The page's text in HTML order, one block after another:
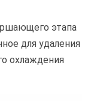
этапа
для удаления
охлаждения